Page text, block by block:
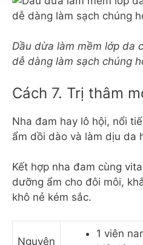
Dầu dừa làm mềm lớp da
dễ dàng làm sạch chúng
Cách 7. Trị thâm
Nha đam hay lô hội, nổi
ẩm dồi dào và làm dịu da
Kết hợp nha đam cùng
dưỡng ẩm cho đôi môi,
khô nẻ kém sắc.
Nguyên
1 viên